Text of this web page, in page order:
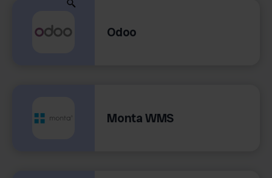
Odoo
Monta WMS